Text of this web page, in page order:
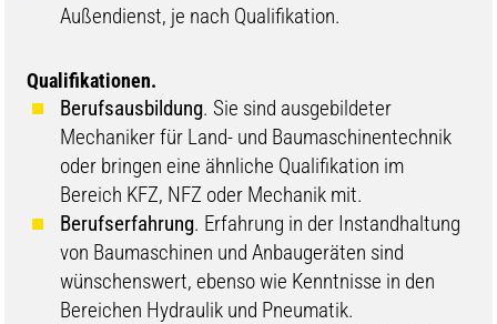
Außendienst, je nach Qualifikation.
Qualifikationen.
Berufsausbildung. Sie sind ausgebildeter
Mechaniker für Land- und Baumaschinentechnik
oder bringen eine ähnliche Qualifikation im
Bereich KFZ, NFZ oder Mechanik mit.
Berufserfahrung. Erfahrung in der Instandhaltung
von Baumaschinen und Anbaugeräten sind
wünschenswert, ebenso wie Kenntnisse in den
Bereichen Hydraulik und Pneumatik.